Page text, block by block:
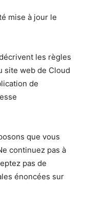
mise à jour le
les règles
site web de Cloud
de
que vous
continuez pas à
pas de
énoncées sur